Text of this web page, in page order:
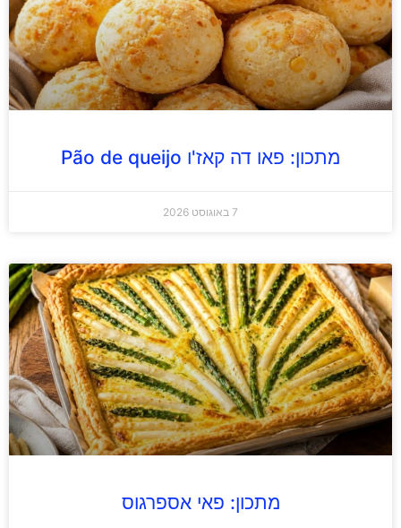
מתכון: פאו דה קאז'ו Pão de queijo
7 באוגוסט 2026
מתכון: פאי אספרגוס